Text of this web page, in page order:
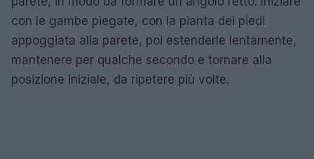
con le gambe piegate, con la pianta dei piedi
appoggiata alla parete, poi estenderle lentamente,
mantenere per qualche secondo e tornare alla
posizione iniziale, da ripetere più volte.